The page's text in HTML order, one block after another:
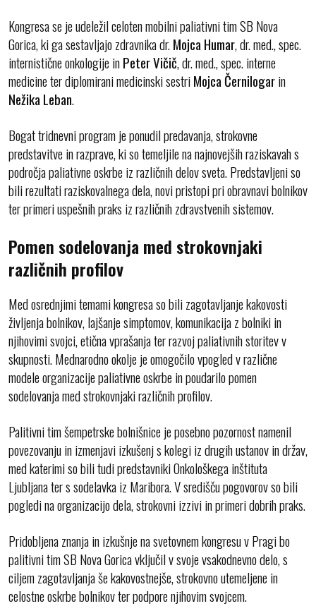
Kongresa se je udeležil celoten mobilni paliativni tim SB Nova
Gorica, ki ga sestavljajo zdravnika dr.Mojca Humar, dr. med., spec.
internistične onkologije inPeter Vičič, dr. med., spec. interne
medicine ter diplomirani medicinski sestriMojca Černilogarin
Nežika Leban.
Bogat tridnevni program je ponudil predavanja, strokovne
predstavitve in razprave, ki so temeljile na najnovejših raziskavah s
področja paliativne oskrbe iz različnih delov sveta. Predstavljeni so
bili rezultati raziskovalnega dela, novi pristopi pri obravnavi bolnikov
ter primeri uspešnih praks iz različnih zdravstvenih sistemov.
Pomen sodelovanja med strokovnjaki
različnih profilov
Med osrednjimi temami kongresa so bili zagotavljanje kakovosti
življenja bolnikov, lajšanje simptomov, komunikacija z bolniki in
njihovimi svojci, etična vprašanja ter razvoj paliativnih storitev v
skupnosti. Mednarodno okolje je omogočilo vpogled v različne
modele organizacije paliativne oskrbe in poudarilo pomen
sodelovanja med strokovnjaki različnih profilov.
Palitivni tim šempetrske bolnišnice je posebno pozornost namenil
povezovanju in izmenjavi izkušenj s kolegi iz drugih ustanov in držav,
med katerimi so bili tudi predstavniki Onkološkega inštituta
Ljubljana ter s sodelavka iz Maribora. V središču pogovorov so bili
pogledi na organizacijo dela, strokovni izzivi in primeri dobrih praks.
Pridobljena znanja in izkušnje na svetovnem kongresu v Pragi bo
palitivni tim SB Nova Gorica vključil v svoje vsakodnevno delo, s
ciljem zagotavljanja še kakovostnejše, strokovno utemeljene in
celostne oskrbe bolnikov ter podpore njihovim svojcem.